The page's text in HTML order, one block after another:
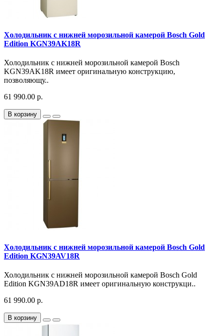
Холодильник с нижней морозильной камерой Bosch Gold
Edition KGN39AK18R
Холодильник с нижней морозильной камерой Bosch
KGN39AK18R имеет оригинальную конструкцию,
позволяющу..
61 990.00 р.
В корзину
Холодильник с нижней морозильной камерой Bosch Gold
Edition KGN39AV18R
Холодильник с нижней морозильной камерой Bosch Gold
Edition KGN39AD18R имеет оригинальную конструкци..
61 990.00 р.
В корзину